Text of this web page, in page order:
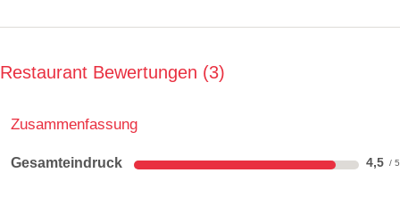
Restaurant Bewertungen 3
Zusammenfassung
Gesamteindruck 4,5